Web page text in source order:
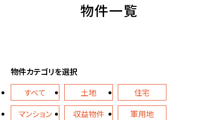
物件一覧
物件カテゴリを選択
すべて
土地
住宅
マンション
収益物件
軍用地